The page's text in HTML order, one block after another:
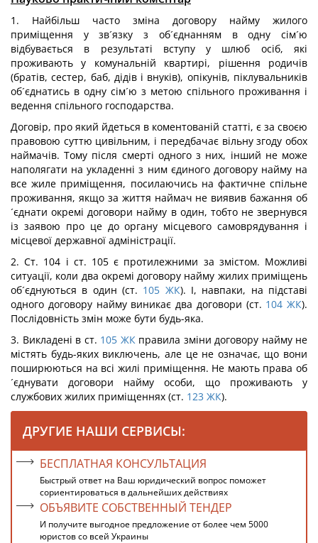
1. Найбільш часто зміна договору найму жилого
приміщення у зв´язку з об´єднанням в одну сім´ю
відбувається в результаті вступу у шлюб осіб, які
проживають у комунальній квартирі, рішення родичів
(братів, сестер, баб, дідів і внуків), опікунів, піклувальників
об´єднатись в одну сім´ю з метою спільного проживання і
ведення спільного господарства.
Договір, про який йдеться в коментованій статті, є за своєю
правовою суттю цивільним, і передбачає вільну згоду обох
наймачів. Тому після смерті одного з них, інший не може
наполягати на укладенні з ним єдиного договору найму на
все жиле приміщення, посилаючись на фактичне спільне
проживання, якщо за життя наймач не виявив бажання об
´єднати окремі договори найму в один, тобто не звернувся
із заявою про це до органу місцевого самоврядування і
місцевої державної адміністрації.
2. Ст. 104 і ст. 105 є протилежними за змістом. Можливі
ситуації, коли два окремі договору найму жилих приміщень
об´єднуються в один (ст. 105 ЖК). І, навпаки, на підставі
одного договору найму виникає два договори (ст. 104 ЖК).
Послідовність змін може бути будь-яка.
3. Викладені в ст. 105 ЖКправила зміни договору найму не
містять будь-яких виключень, але це не означає, що вони
поширюються на всі жилі приміщення. Не мають права об
´єднувати договори найму особи, що проживають у
службових жилих приміщеннях (ст. 123 ЖК).
ДРУГИЕ НАШИ СЕРВИСЫ:
БЕСПЛАТНАЯ КОНСУЛЬТАЦИЯ
Быстрый ответ на Ваш юридический вопрос поможет
сориентироваться в дальнейших действиях
ОБЪЯВИТЕ СОБСТВЕННЫЙ ТЕНДЕР
И получите выгодное предложение от более чем 5000
юристов со всей Украины